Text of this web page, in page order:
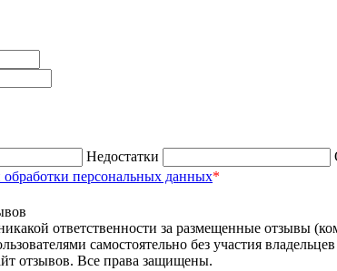
Недостатки
обработки персональных данных*
ответственности за размещенные отзывы
самостоятельно без участия владельцев
отзывов. Все права защищены.